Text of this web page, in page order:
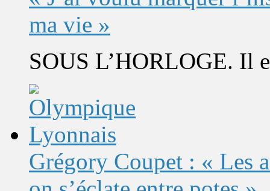
ma vie »
SOUS L’HORLOGE. Il
Grégory Coupet : « Les